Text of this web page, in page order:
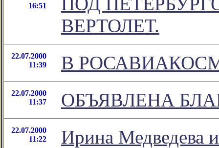
16:51
ВЕРТОЛЕТ.
22.07.2000
11:39
В
22.07.2000
11:37
ОБЪЯВЛЕНА
22.07.2000
11:22
Ирина Медведева